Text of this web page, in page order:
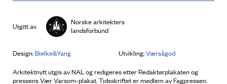
Utgitt av
Norske arkitekters
landsforbund
Design:Bielke&Yang Utvikling:Værsågod
Arkitektnytt utgis av NAL og redigeres etter Redaktørplakaten og
pressens Vær Varsom-plakat. Tidsskriftet er medlem av Fagpressen.